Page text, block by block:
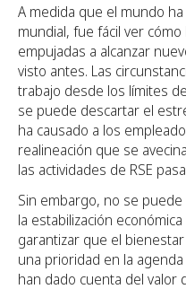
A medida que el mundo
mundial, fue fácil ver
empujadas a alcanzar
visto antes. Las
trabajo desde los límites
se puede descartar el
ha causado a los
realineación que se
las actividades de RSE
Sin embargo, no se
la estabilización
garantizar que el
una prioridad en la
han dado cuenta del valor